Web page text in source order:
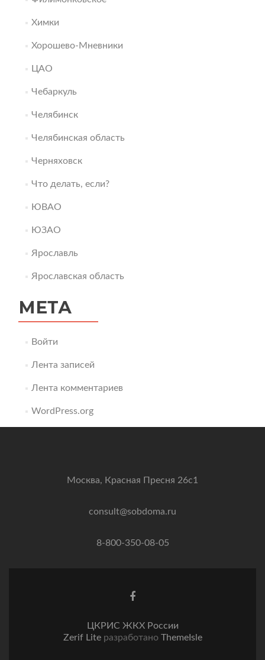
Химки
Хорошево-Мневники
ЦАО
Чебаркуль
Челябинск
Челябинская область
Черняховск
Что делать, если?
ЮВАО
ЮЗАО
Ярославль
Ярославская область
МЕТА
Войти
Лента записей
Лента комментариев
WordPress.org
Москва, Красная Пресня 26с1
consult@sobdoma.ru
8-800-350-08-05
Facebook
ЦКРИС ЖКХ России
Zerif Lite разработано ThemeIsle